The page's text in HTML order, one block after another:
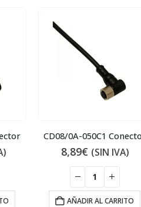
CD08/0A-050C1
8,89€ (SIN IVA)
AÑADIR AL CARRITO